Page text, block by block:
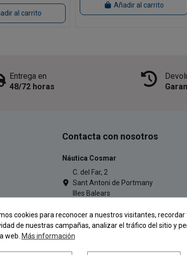
al carrito
Añadir al carrito
Entrega en
48/72 horas
Contacta con nosotros
Náutica Cosmar
C. del Far, 2
Sant Antoni de Portmany
Illes Balears
pescacosmar@gmail.com
cookies para reconocer a nuestros visitantes,
de nuestras campañas, analizar el tráfico del sitio y
web. Más información